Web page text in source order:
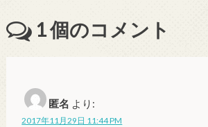
1個のコメント
匿名 より:
2017年11月29日 11:44 PM